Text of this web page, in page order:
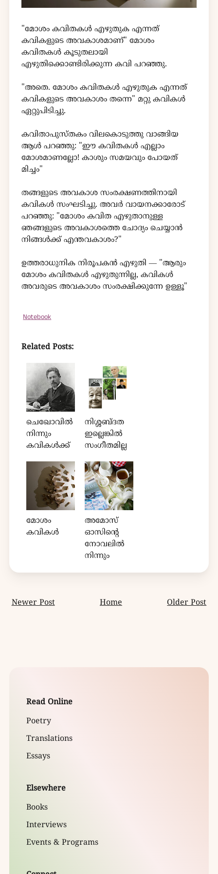
"മോശം കവിതകൾ എഴുതുക എന്നത്
കവികളുടെ അവകാശമാണ്" മോശം
കവിതകൾ കൂടുതലായി
എഴുതിക്കൊണ്ടിരിക്കുന്ന കവി പറഞ്ഞു.
"അതെ. മോശം കവിതകൾ എഴുതുക എന്നത്
കവികളുടെ അവകാശം തന്നെ" മറ്റു കവികൾ
ഏറ്റുപിടിച്ചു.
കവിതാപുസ്തകം വിലകൊടുത്തു വാങ്ങിയ
ആൾ പറഞ്ഞു: "ഈ കവിതകൾ എല്ലാം
മോശമാണല്ലോ! കാശും സമയവും പോയത്
മിച്ചം"
തങ്ങളുടെ അവകാശ സംരക്ഷണത്തിനായി
കവികൾ സംഘടിച്ചു. അവർ വായനക്കാരോട്
പറഞ്ഞു: "മോശം കവിത എഴുതാനുള്ള
ഞങ്ങളുടെ അവകാശത്തെ ചോദ്യം ചെയ്യാൻ
നിങ്ങൾക്ക് എന്തവകാശം?"
ഉത്തരാധുനിക നിരൂപകൻ എഴുതി ― "ആരും
മോശം കവിതകൾ എഴുതുന്നില്ല, കവികൾ
അവരുടെ അവകാശം സംരക്ഷിക്കുന്നേ ഉള്ളൂ"
Notebook
Related Posts:
ചെഖോവിൽ
നിന്നും
കവികൾക്ക്
നിശ്ശബ്‌ദത
ഇല്ലെങ്കിൽ
സംഗീതമില്ല
മോശം
കവികൾ
അമോസ്
ഓസിന്റെ
നോവലിൽ
നിന്നും
Newer Post Older Post
Home
Read Online
Poetry
Translations
Essays
Elsewhere
Books
Interviews
Events & Programs